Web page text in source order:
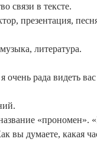
связи в тексте.
презентация,
литература.
рада видеть
«прономен».
вы думаете, какая